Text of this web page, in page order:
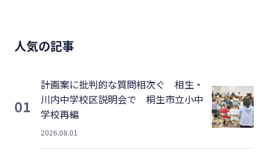
人気の記事
01
計画案に批判的な質問相次ぐ 相生・
川内中学校区説明会で 桐生市立小中
学校再編
2026.08.01